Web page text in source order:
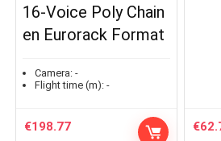
16-Voice Poly Chain
en Eurorack Format
Camera: -
Flight time (m): -
€198.77 €